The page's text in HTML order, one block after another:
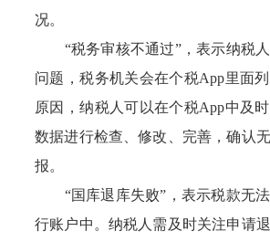
况。
“税务审核不通过”，表示纳税人
问题，税务机关会在个税App里面
原因，纳税人可以在个税App中及
数据进行检查、修改、完善，确认
报。
“国库退库失败”，表示税款无法
行账户中。纳税人需及时关注申请